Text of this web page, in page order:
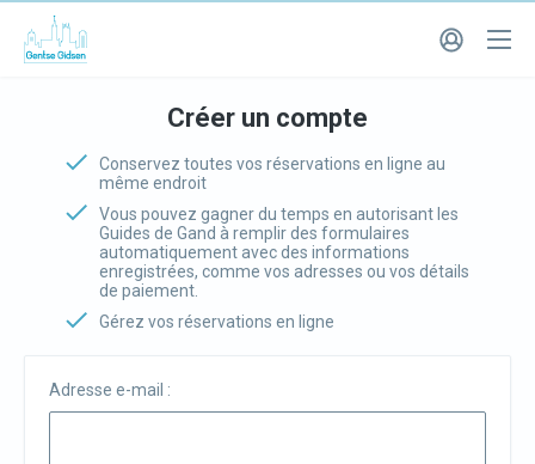
Créer un compte
Conservez toutes vos réservations en ligne au
même endroit
Vous pouvez gagner du temps en autorisant les
Guides de Gand à remplir des formulaires
automatiquement avec des informations
enregistrées, comme vos adresses ou vos détails
de paiement.
Gérez vos réservations en ligne
Adresse e-mail :